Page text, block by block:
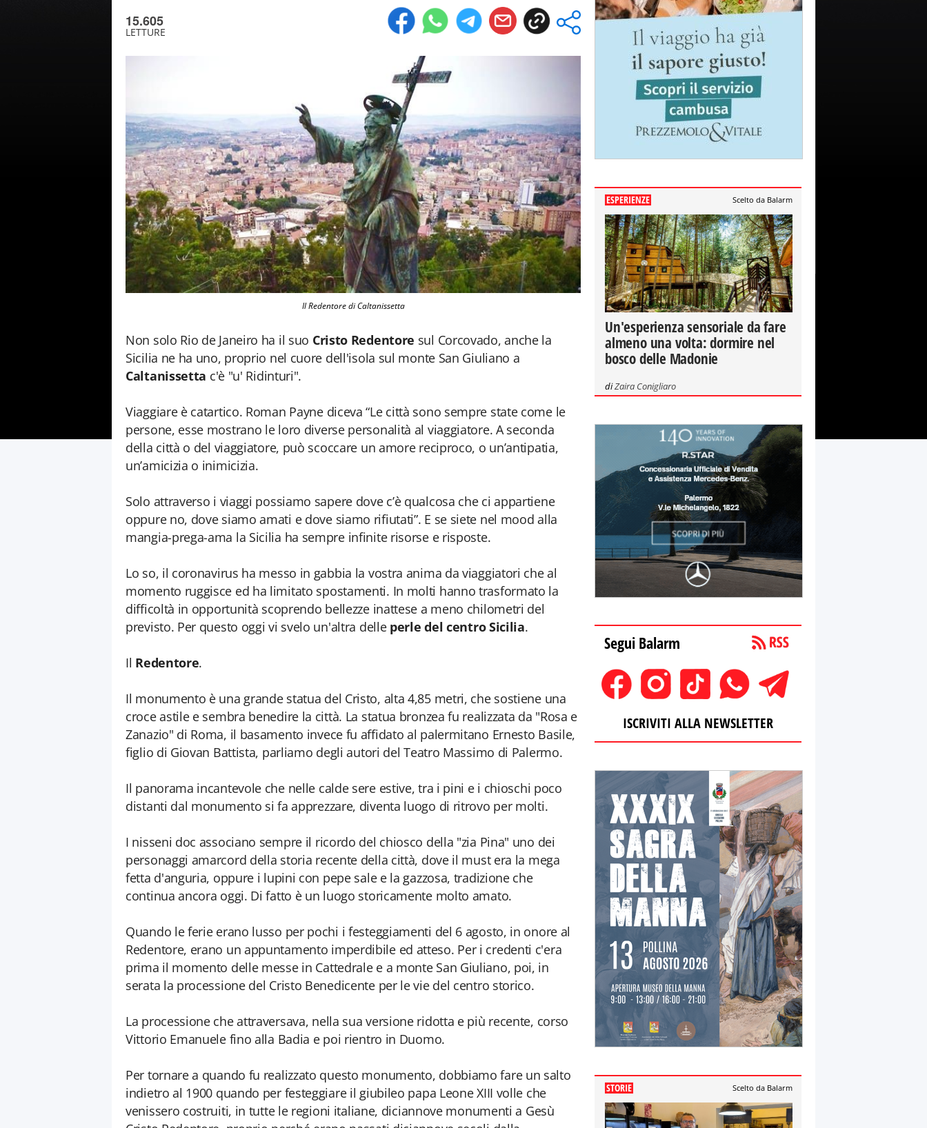
15.605
LETTURE
Il Redentore di Caltanissetta
Non solo Rio de Janeiro ha il suo Cristo Redentore sul Corcovado, anche la
Sicilia ne ha uno, proprio nel cuore dell'isola sul monte San Giuliano a
Caltanissetta c'è "u' Ridinturi".
Viaggiare è catartico. Roman Payne diceva “Le città sono sempre state come le
persone, esse mostrano le loro diverse personalità al viaggiatore. A seconda
della città o del viaggiatore, può scoccare un amore reciproco, o un’antipatia,
un’amicizia o inimicizia.
Solo attraverso i viaggi possiamo sapere dove c’è qualcosa che ci appartiene
oppure no, dove siamo amati e dove siamo rifiutati”. E se siete nel mood alla
mangia-prega-ama la Sicilia ha sempre infinite risorse e risposte.
Lo so, il coronavirus ha messo in gabbia la vostra anima da viaggiatori che al
momento ruggisce ed ha limitato spostamenti. In molti hanno trasformato la
difficoltà in opportunità scoprendo bellezze inattese a meno chilometri del
previsto. Per questo oggi vi svelo un'altra delleperle del centro Sicilia.
Il Redentore.
Il monumento è una grande statua del Cristo, alta 4,85 metri, che sostiene una
croce astile e sembra benedire la città. La statua bronzea fu realizzata da "Rosa e
Zanazio" di Roma, il basamento invece fu affidato al palermitano Ernesto Basile,
figlio di Giovan Battista, parliamo degli autori del Teatro Massimo di Palermo.
Il panorama incantevole che nelle calde sere estive, tra i pini e i chioschi poco
distanti dal monumento si fa apprezzare, diventa luogo di ritrovo per molti.
I nisseni doc associano sempre il ricordo del chiosco della "zia Pina" uno dei
personaggi amarcord della storia recente della città, dove il must era la mega
fetta d'anguria, oppure i lupini con pepe sale e la gazzosa, tradizione che
continua ancora oggi. Di fatto è un luogo storicamente molto amato.
Quando le ferie erano lusso per pochi i festeggiamenti del 6 agosto, in onore al
Redentore, erano un appuntamento imperdibile ed atteso. Per i credenti c'era
prima il momento delle messe in Cattedrale e a monte San Giuliano, poi, in
serata la processione del Cristo Benedicente per le vie del centro storico.
La processione che attraversava, nella sua versione ridotta e più recente, corso
Vittorio Emanuele fino alla Badia e poi rientro in Duomo.
Per tornare a quando fu realizzato questo monumento, dobbiamo fare un salto
indietro al 1900 quando per festeggiare il giubileo papa Leone XIII volle che
venissero costruiti, in tutte le regioni italiane, diciannove monumenti a Gesù
ESPERIENZE Scelto da Balarm
Un'esperienza sensoriale da fare
almeno una volta: dormire nel
bosco delle Madonie
diZaira Conigliaro
Segui Balarm
ISCRIVITI ALLA NEWSLETTER
STORIE Scelto da Balarm